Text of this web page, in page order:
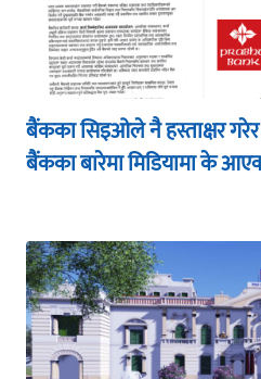
बैंकका सिइओले नै हस्ताक्षर गरेर
बैंकका बारेमा मिडियामा के